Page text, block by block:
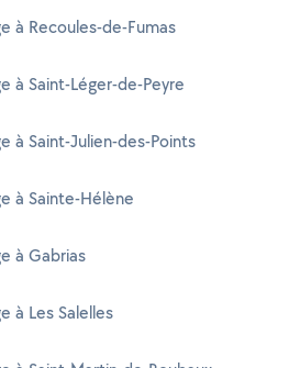
à Recoules-de-Fumas
à Saint-Léger-de-Peyre
à Saint-Julien-des-Points
à Sainte-Hélène
à Gabrias
à Les Salelles